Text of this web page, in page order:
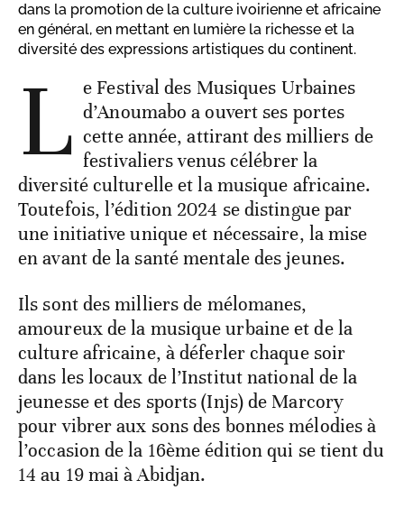
dans la promotion de la culture ivoirienne et africaine
en général, en mettant en lumière la richesse et la
diversité des expressions artistiques du continent.
L e Festival des Musiques Urbaines
d’Anoumabo a ouvert ses portes
cette année, attirant des milliers de
festivaliers venus célébrer la
diversité culturelle et la musique africaine.
Toutefois, l’édition 2024 se distingue par
une initiative unique et nécessaire, la mise
en avant de la santé mentale des jeunes.
Ils sont des milliers de mélomanes,
amoureux de la musique urbaine et de la
culture africaine, à déferler chaque soir
dans les locaux de l’Institut national de la
jeunesse et des sports (Injs) de Marcory
pour vibrer aux sons des bonnes mélodies à
l’occasion de la 16ème édition qui se tient du
14 au 19 mai à Abidjan.